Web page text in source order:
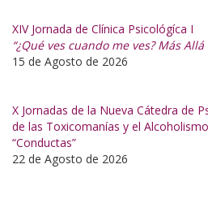
XIV Jornada de Clínica Psicológíca I
“¿Qué ves cuando me ves? Más
15 de Agosto de 2026
X Jornadas de la Nueva Cátedra de
de las Toxicomanías y el Alcoholismo
“Conductas”
22 de Agosto de 2026